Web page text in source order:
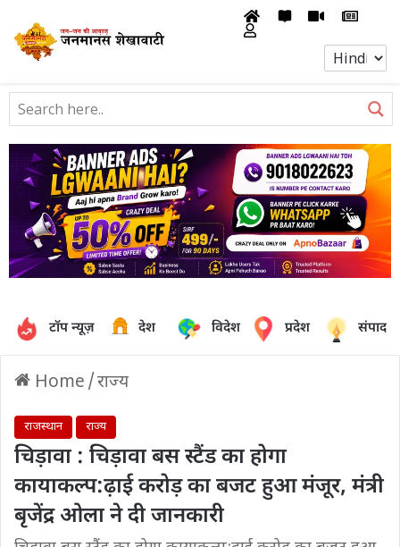
टॉप न्यूज़ देश विदेश प्रदेश
Home /राज्य
राजस्थान राज्य
चिड़ावा : चिड़ावा बस स्टैंड का होगा
कायाकल्प:ढ़ाई करोड़ का बजट हुआ मंजूर, मंत्री
बृजेंद्र ओला ने दी जानकारी